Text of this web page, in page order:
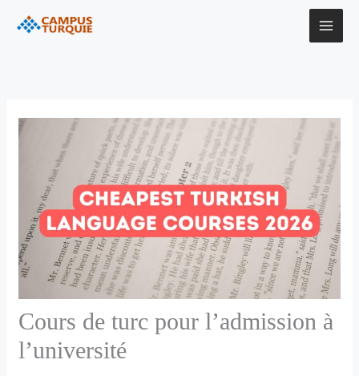
Cours de turc pour l’admission à
l’université